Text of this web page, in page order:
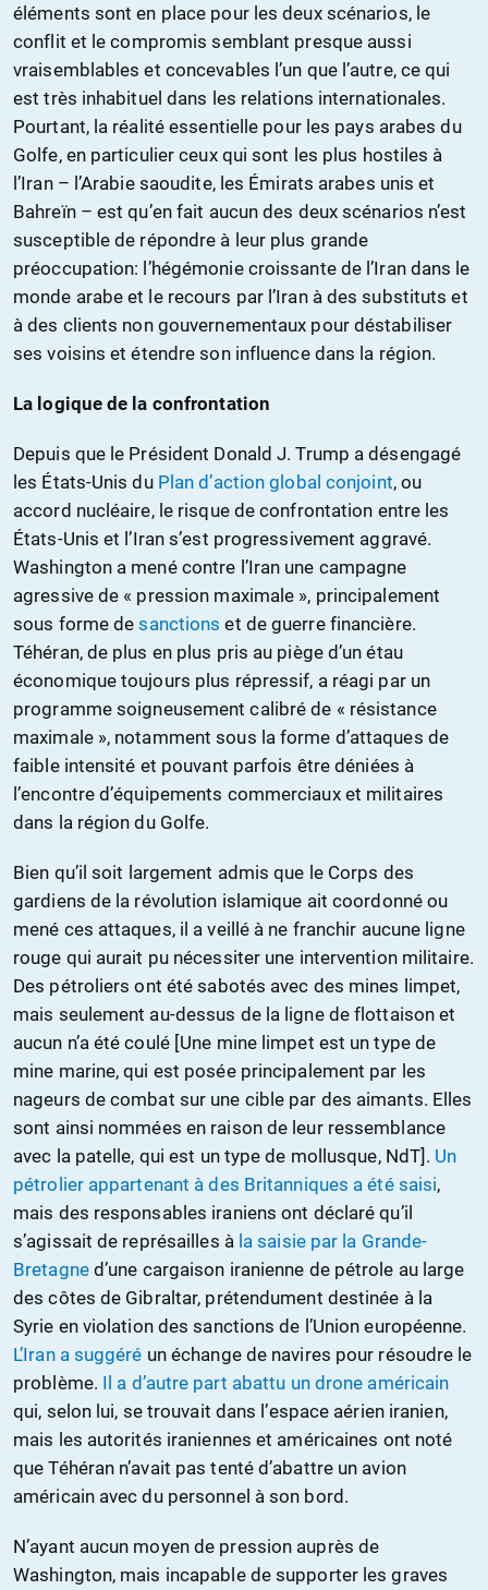
éléments sont en place pour les deux scénarios, le
conflit et le compromis semblant presque aussi
vraisemblables et concevables l’un que l’autre, ce qui
est très inhabituel dans les relations internationales.
Pourtant, la réalité essentielle pour les pays arabes du
Golfe, en particulier ceux qui sont les plus hostiles à
l’Iran – l’Arabie saoudite, les Émirats arabes unis et
Bahreïn – est qu’en fait aucun des deux scénarios n’est
susceptible de répondre à leur plus grande
préoccupation: l’hégémonie croissante de l’Iran dans le
monde arabe et le recours par l’Iran à des substituts et
à des clients non gouvernementaux pour déstabiliser
ses voisins et étendre son influence dans la région.
La logique de la confrontation
Depuis que le Président Donald J. Trump a désengagé
les États-Unis du Plan d’action global conjoint, ou
accord nucléaire, le risque de confrontation entre les
États-Unis et l’Iran s’est progressivement aggravé.
Washington a mené contre l’Iran une campagne
agressive de « pression maximale », principalement
sous forme desanctions et de guerre financière.
Téhéran, de plus en plus pris au piège d’un étau
économique toujours plus répressif, a réagi par un
programme soigneusement calibré de « résistance
maximale », notamment sous la forme d’attaques de
faible intensité et pouvant parfois être déniées à
l’encontre d’équipements commerciaux et militaires
dans la région du Golfe.
Bien qu’il soit largement admis que le Corps des
gardiens de la révolution islamique ait coordonné ou
mené ces attaques, il a veillé à ne franchir aucune ligne
rouge qui aurait pu nécessiter une intervention militaire.
Des pétroliers ont été sabotés avec des mines limpet,
mais seulement au-dessus de la ligne de flottaison et
aucun n’a été coulé [Une mine limpet est un type de
mine marine, qui est posée principalement par les
nageurs de combat sur une cible par des aimants. Elles
sont ainsi nommées en raison de leur ressemblance
avec la patelle, qui est un type de mollusque, NdT]. Un
pétrolier appartenant à des Britanniques a été saisi,
mais des responsables iraniens ont déclaré qu’il
s’agissait de représailles à la saisie par la Grande-
Bretagned’une cargaison iranienne de pétrole au large
des côtes de Gibraltar, prétendument destinée à la
Syrie en violation des sanctions de l’Union européenne.
L’Iran a suggéré un échange de navires pour résoudre le
problème. Il a d’autre part abattu un drone américain
qui, selon lui, se trouvait dans l’espace aérien iranien,
mais les autorités iraniennes et américaines ont noté
que Téhéran n’avait pas tenté d’abattre un avion
américain avec du personnel à son bord.
N’ayant aucun moyen de pression auprès de
Washington, mais incapable de supporter les graves